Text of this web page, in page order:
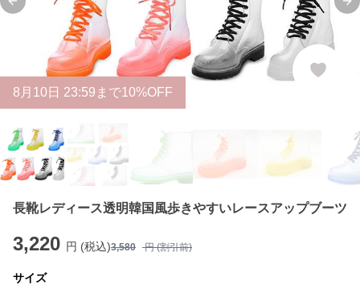
Previous slide
8 月 10 日 23:59まで10%OFF
長靴レディース透明韓国風歩きやすいレースアップブーツ
3,220 円 (税込)3,580 円 (割引前)
サイズ